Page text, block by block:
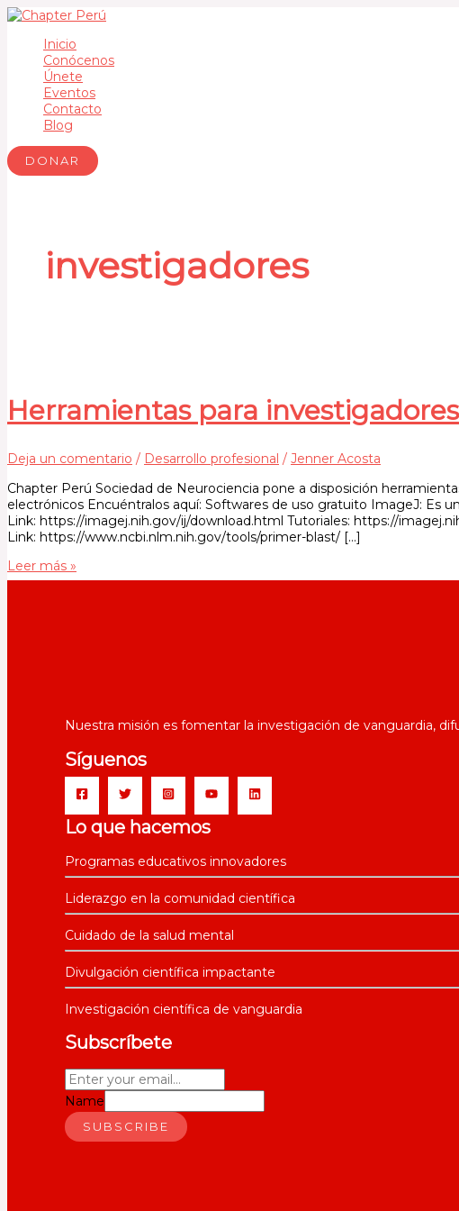
Ir
al
contenido
Inicio
Conócenos
Únete
Eventos
Contacto
Blog
DONAR
investigadores
Herramientas para investigadores
Deja un comentario / Desarrollo profesional / Jenner Acosta
Chapter Perú Sociedad de Neurociencia pone a disposición
electrónicos Encuéntralos aquí: Softwares de uso gratuito ImageJ: Es
Link: https://imagej.nih.gov/ij/download.html Tutoriales: https://
Link: https://www.ncbi.nlm.nih.gov/tools/primer-blast/ […]
Herramientas
para
investigadores
Leer más »
Nuestra misión es fomentar la investigación de vanguardia,
Síguenos
Lo que hacemos
Programas educativos innovadores
Liderazgo en la comunidad científica
Cuidado de la salud mental
Divulgación científica impactante
Investigación científica de vanguardia
Subscríbete
Name
SUBSCRIBE